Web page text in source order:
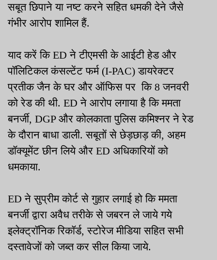
सबूत छिपाने या नष्ट करने सहित धमकी देने जैसे
गंभीर आरोप शामिल हैं.
याद करें कि ED ने टीएमसी के आईटी हेड और
पॉलिटिकल कंसल्टेंट फर्म (I-PAC) डायरेक्टर
प्रतीक जैन के घर और ऑफिस पर कि 8 जनवरी
को रेड की थी. ED ने आरोप लगाया है कि ममता
बनर्जी, DGP और कोलकाता पुलिस कमिश्नर ने रेड
के दौरान बाधा डाली. सबूतों से छेड़छाड़ की, अहम
डॉक्यूमेंट छीन लिये और ED अधिकारियों को
धमकाया.
ED ने सुप्रीम कोर्ट से गुहार लगाई हो कि ममता
बनर्जी द्वारा अवैध तरीके से जबरन ले जाये गये
इलेक्ट्रॉनिक रिकॉर्ड, स्टोरेज मीडिया सहित सभी
दस्तावेजों को जब्त कर सील किया जाये.